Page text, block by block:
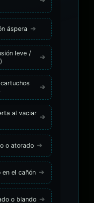
áspera
leve /
al vaciar
o atorado
el cañón
o blando